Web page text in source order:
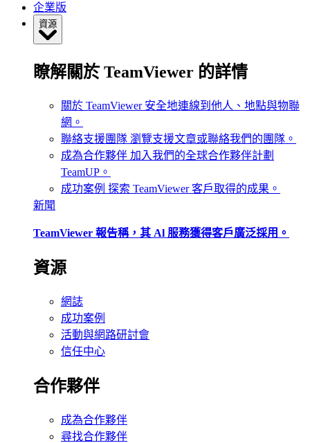
企業版
資源
瞭解關於 TeamViewer 的詳情
關於 TeamViewer 安全地連線到他人、地點與物聯
網。
聯絡支援團隊 瀏覽支援文章或聯絡我們的團隊。
成為合作夥伴 加入我們的全球合作夥伴計劃
TeamUP。
成功案例 探索 TeamViewer 客戶取得的成果。
新聞
TeamViewer 報告稱，其 Al 服務獲得客戶廣泛採用。
資源
網誌
成功案例
活動與網路研討會
信任中心
合作夥伴
成為合作夥伴
尋找合作夥伴